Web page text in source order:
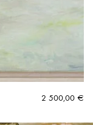
2 500,00 €